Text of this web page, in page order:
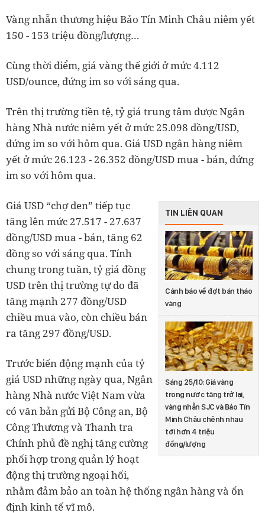
Vàng nhẫn thương hiệu Bảo Tín Minh Châu niêm yết
150 - 153 triệu đồng/lượng…
Cùng thời điểm, giá vàng thế giới ở mức 4.112
USD/ounce, đứng im so với sáng qua.
Trên thị trường tiền tệ, tỷ giá trung tâm được Ngân
hàng Nhà nước niêm yết ở mức 25.098 đồng/USD,
đứng im so với hôm qua. Giá USD ngân hàng niêm
yết ở mức 26.123 - 26.352 đồng/USD mua - bán, đứng
im so với hôm qua.
TIN LIÊN QUAN
Cảnh báo về đợt bán tháo
vàng
Sáng 25/10: Giá vàng
trong nước tăng trở lại,
vàng nhẫn SJC và Bảo Tín
Minh Châu chênh nhau
tới hơn 4 triệu
đồng/lượng
Giá USD “chợ đen” tiếp tục
tăng lên mức 27.517 - 27.637
đồng/USD mua - bán, tăng 62
đồng so với sáng qua. Tính
chung trong tuần, tỷ giá đồng
USD trên thị trường tự do đã
tăng mạnh 277 đồng/USD
chiều mua vào, còn chiều bán
ra tăng 297 đồng/USD.
Trước biến động mạnh của tỷ
giá USD những ngày qua, Ngân
hàng Nhà nước Việt Nam vừa
có văn bản gửi Bộ Công an, Bộ
Công Thương và Thanh tra
Chính phủ đề nghị tăng cường
phối hợp trong quản lý hoạt
động thị trường ngoại hối,
nhằm đảm bảo an toàn hệ thống ngân hàng và ổn
định kinh tế vĩ mô.